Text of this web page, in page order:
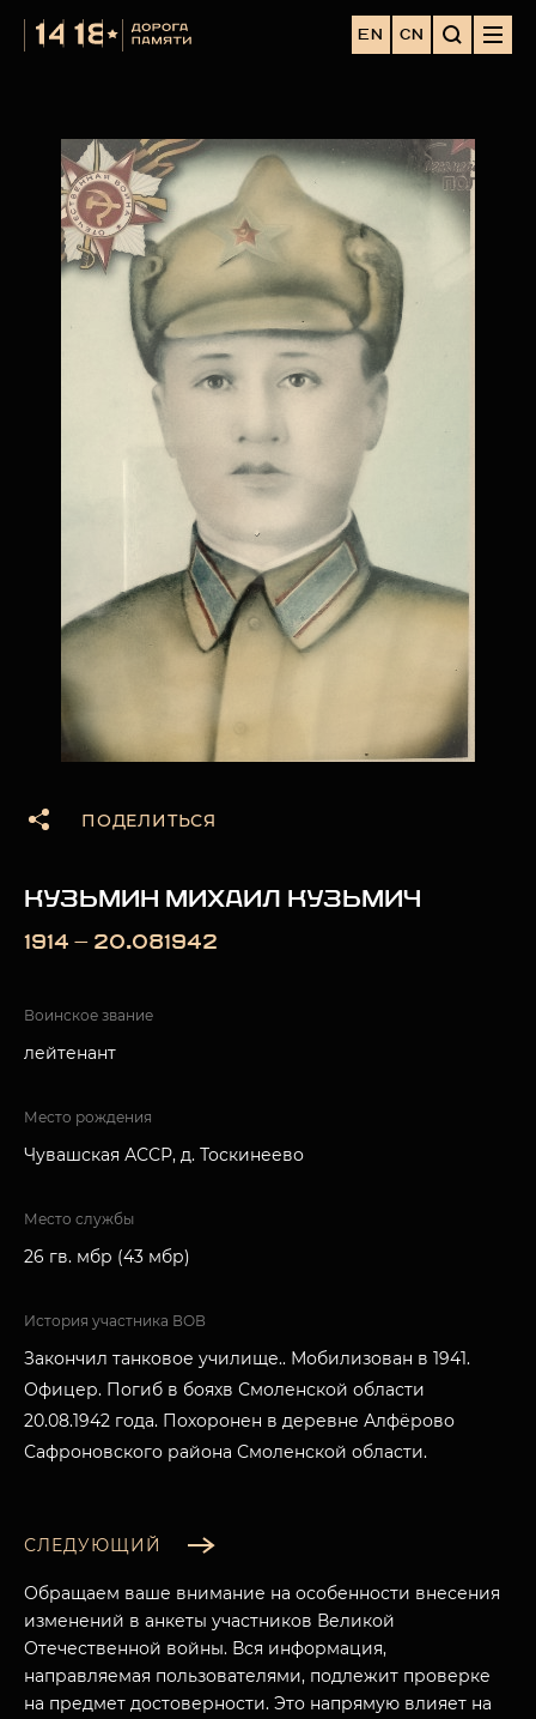
EN CN
ПОДЕЛИТЬСЯ
КУЗЬМИН МИХАИЛ КУЗЬМИЧ
1914 — 20.081942
Воинское звание
лейтенант
Место рождения
Чувашская АССР, д. Тоскинеево
Место службы
26 гв. мбр (43 мбр)
История участника ВОВ
Закончил танковое училище.. Мобилизован в 1941.
Офицер. Погиб в бояхв Смоленской области
20.08.1942 года. Похоронен в деревне Алфёрово
Сафроновского района Смоленской области.
СЛЕДУЮЩИЙ
Обращаем ваше внимание на особенности внесения
изменений в анкеты участников Великой
Отечественной войны. Вся информация,
направляемая пользователями, подлежит проверке
на предмет достоверности. Это напрямую влияет на